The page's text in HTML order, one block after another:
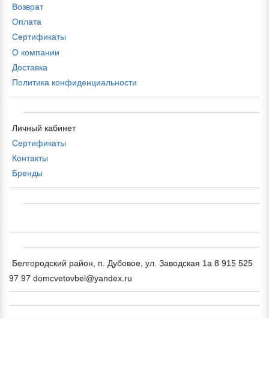
Возврат
Оплата
Сертификаты
О компании
Доставка
Политика конфиденциальности
Личный кабинет
Сертификаты
Контакты
Бренды
Белгородский район, п. Дубовое, ул. Заводская 1а 8 915 525
97 97 domcvetovbel@yandex.ru